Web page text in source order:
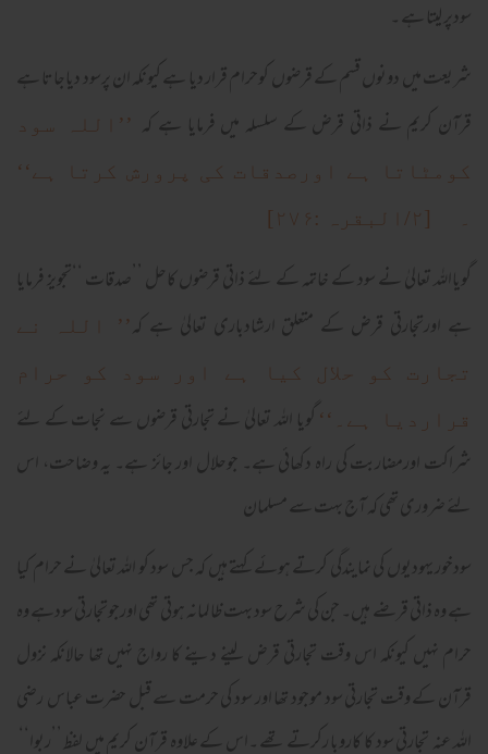
سودپر لیتا ہے ۔
شریعت میں دونوں قسم کے قرضوں کوحرام قرار دیا ہے کیونکہ ان پرسود دیاجاتا ہے
قرآن کریم نے ذاتی قرض کے سلسلہ میں فرمایا ہے کہ ’’اللہ سود
کومٹاتا ہے اورصدقات کی پرورش کرتا ہے‘‘
۔ [۲/البقرہ :۲۷۶]
گویااللہ تعالیٰ نے سود کے خاتمہ کے لئے ذاتی قرضوں کاحل ’’صدقات ‘‘تجویز فرمایا
ہے اورتجارتی قرض کے متعلق ارشادباری تعالیٰ ہے کہ ’’ اللہ نے
تجارت کو حلال کیا ہے اور سود کو حرام
قراردیا ہے۔‘‘ گویا اللہ تعالیٰ نے تجارتی قرضوں سے نجات کے لئے
شراکت اورمضاربت کی راہ دکھائی ہے۔ جوحلال اور جائز ہے۔ یہ وضاحت، اس
لئے ضروری تھی کہ آج بہت سے مسلمان
سودخور یہودیوں کی نمایندگی کرتے ہوئے کہتے ہیں کہ جس سود کو اللہ تعالیٰ نے حرام کیا
ہے وہ ذاتی قرضے ہیں۔ جن کی شرح سود بہت ظالمانہ ہوتی تھی اورجوتجارتی سودہے وہ
حرام نہیں کیونکہ اس وقت تجارتی قرض لینے دینے کا رواج نہیں تھا حالانکہ نزول
قرآن کے وقت تجارتی سود موجود تھا اور سود کی حرمت سے قبل حضرت عباس رضی
اللہ عنہ تجارتی سود کا کاروبا رکرتے تھے ۔اس کے علاوہ قرآن کریم میں لفظ ’’ربوا‘‘